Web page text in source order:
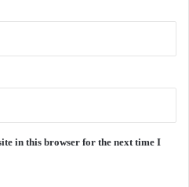
in this browser for the next time I